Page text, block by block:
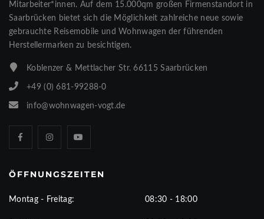
Mitarbeiter*innen. Auf dem 15.000qm großen Firmenstandort in
Saarbrücken bietet sich die Möglichkeit zahlreiche neue sowie
gebrauchte Reisemobile und Wohnwagen der führenden
Herstellermarken zu besichtigen.
Koblenzer & Mettlacher Str. 66115 Saarbrücken
+49 (0) 681-99288-0
info@wohnwagen-vogt.de
ÖFFNUNGSZEITEN
Montag - Freitag: 08:30 - 18:00